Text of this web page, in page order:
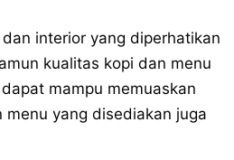
interior yang diperhatikan
kualitas kopi dan menu
mampu memuaskan
menu yang disediakan juga